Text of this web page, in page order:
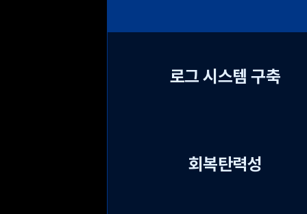
로그 시스템 구축
회복탄력성